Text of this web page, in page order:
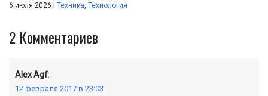
6 июля 2026 | Техника Технология
2 Комментариев
Alex Agf:
12 февраля 2017 в 23:03